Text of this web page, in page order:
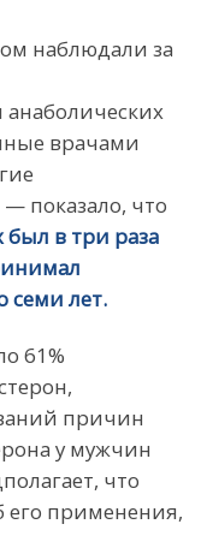
наблюдали за
врачами
показало, что
был в три раза
семи лет.
61%
причин
у мужчин
что
его применения,